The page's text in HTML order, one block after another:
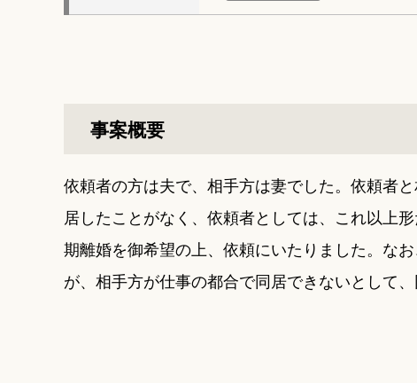
事案概要
依頼者の方は夫で、相手方は妻でした。依頼者
居したことがなく、依頼者としては、これ以上
期離婚を御希望の上、依頼にいたりました。な
が、相手方が仕事の都合で同居できないとして